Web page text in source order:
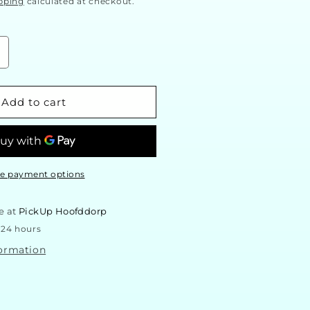
Add to cart
payment options
at PickUp Hoofddorp
hours